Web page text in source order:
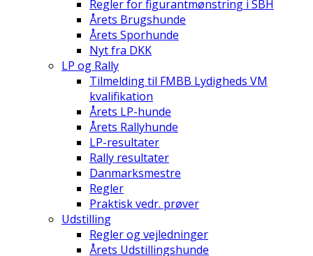
Regler for figurantmønstring i SBH
Årets Brugshunde
Årets Sporhunde
Nyt fra DKK
LP og Rally
Tilmelding til FMBB Lydigheds VM
kvalifikation
Årets LP-hunde
Årets Rallyhunde
LP-resultater
Rally resultater
Danmarksmestre
Regler
Praktisk vedr. prøver
Udstilling
Regler og vejledninger
Årets Udstillingshunde